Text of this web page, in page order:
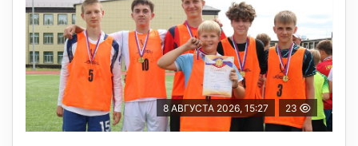
8 АВГУСТА 2026, 15:27 23